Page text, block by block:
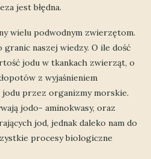
jest błędna.
wielu podwodnym zwierzętom.
naszej wiedzy. O ile dość
jodu w tkankach zwierząt, o
z wyjaśnieniem
przez organizmy morskie.
jodo- aminokwasy, oraz
jod, jednak daleko nam do
procesy biologiczne